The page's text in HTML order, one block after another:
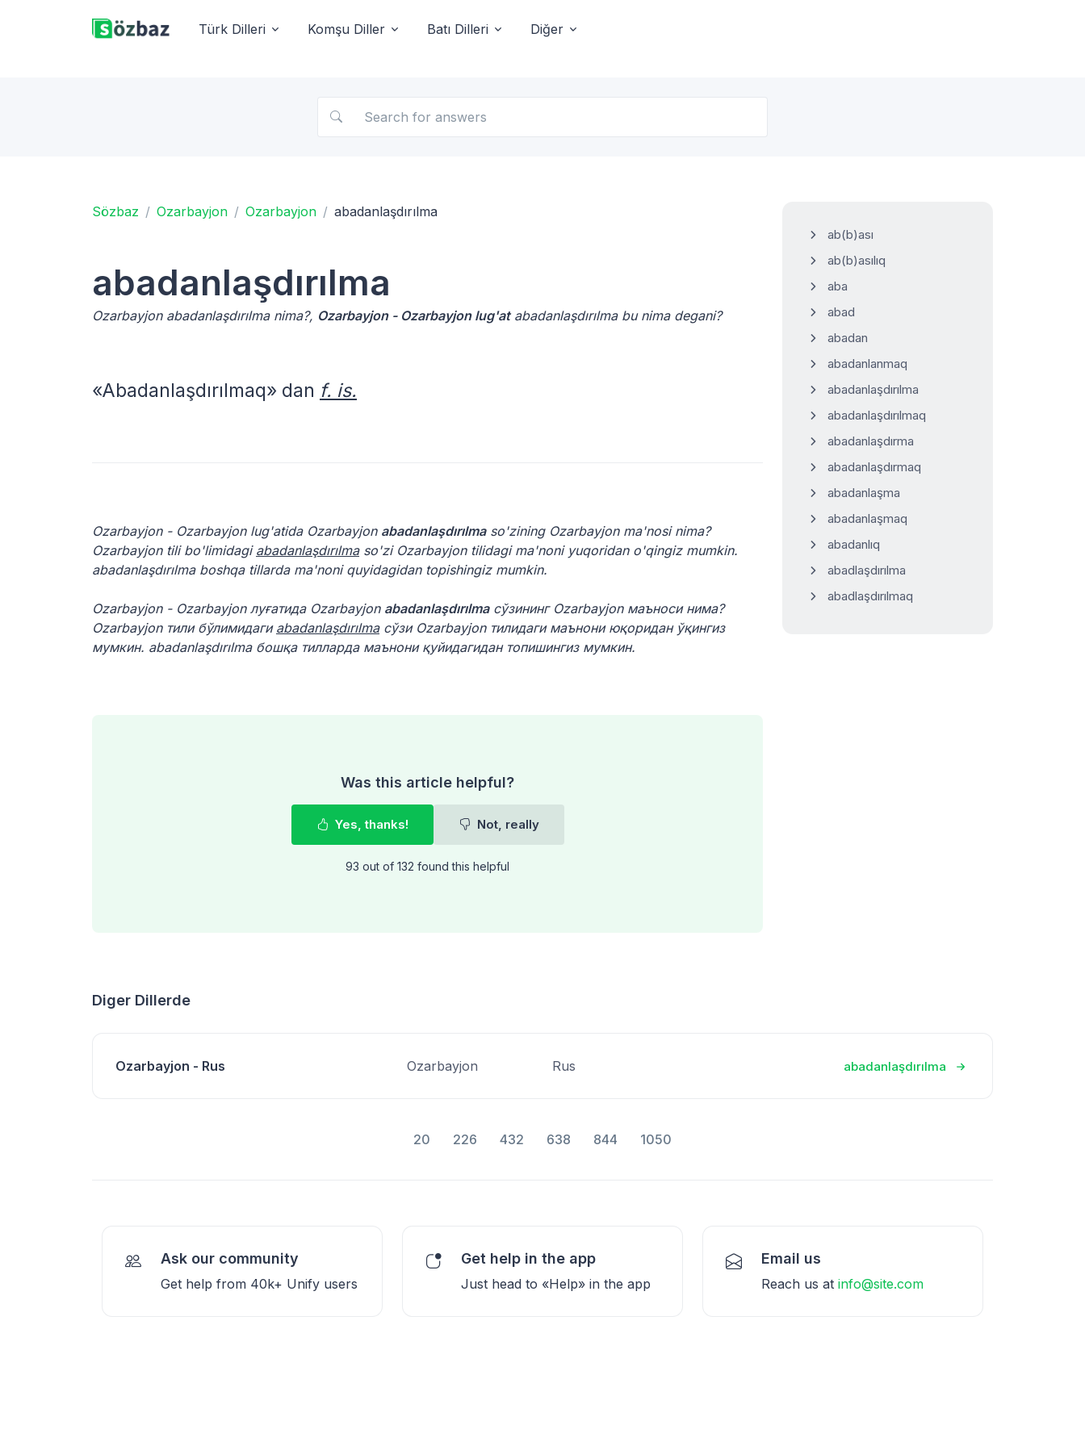
Türk Dilleri Komşu Diller Batı Dilleri Diğer
Sözbaz Ozarbayjon Ozarbayjon abadanlaşdırılma
abadanlaşdırılma
Ozarbayjon abadanlaşdırılma nima?, Ozarbayjon - Ozarbayjon lug'atabadanlaşdırılma bu nima degani?
«Abadanlaşdırılmaq» dan f. is.
Ozarbayjon - Ozarbayjon lug'atida Ozarbayjon abadanlaşdırılmaso'zining Ozarbayjon ma'nosi nima?
Ozarbayjon tili bo'limidagi abadanlaşdırılmaso'zi Ozarbayjon tilidagi ma'noni yuqoridan o'qingiz mumkin.
abadanlaşdırılma boshqa tillarda ma'noni quyidagidan topishingiz mumkin.
Ozarbayjon - Ozarbayjon луғатида Ozarbayjon abadanlaşdırılmaсўзининг Ozarbayjon маъноси нима?
Ozarbayjon тили бўлимидаги abadanlaşdırılmaсўзи Ozarbayjon тилидаги маънони юқоридан ўқингиз
мумкин. abadanlaşdırılma бошқа тилларда маънони қуйидагидан топишингиз мумкин.
Was this article helpful?
Yes, thanks! Not, really
93 out of 132 found this helpful
ab(b)ası
ab(b)asılıq
aba
abad
abadan
abadanlanmaq
abadanlaşdırılma
abadanlaşdırılmaq
abadanlaşdırma
abadanlaşdırmaq
abadanlaşma
abadanlaşmaq
abadanlıq
abadlaşdırılma
abadlaşdırılmaq
Diger Dillerde
Ozarbayjon - Rus Ozarbayjon Rus abadanlaşdırılma
20 226 432 638 844 1050
Ask our community
Get help from 40k+ Unify users
Get help in the app
Just head to «Help» in the app
Email us
Reach us at info@site.com